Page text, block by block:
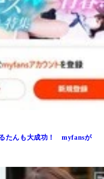
たんも大成功！ myfansが